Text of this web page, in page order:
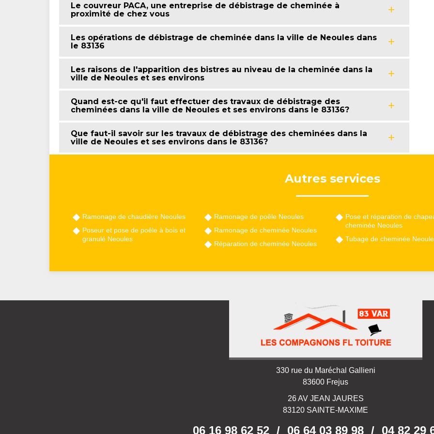
Le couvreur PACA, une entreprise de débistrage de cheminée à
proximité de chez vous
Les opérations de débistrage de cheminée dans la ville de Neoules dans
le 83136
Les raisons de l'apparition des bistres au niveau de la cheminée dans la
ville de Neoules et ses environs
Quand est-ce qu'il faut effectuer des travaux de débistrage des
cheminées dans la ville de Neoules et ses environs dans le 83136?
Que faut-il savoir sur les travaux de débistrage des cheminées dans la
ville de Neoules et ses environs dans le 83136?
Autres services
Ramonage de chaudière Neoules
Poseur et pose de poêle à bois et
granulé Neoules
Ramonage de poêle Neoules
Ramonage de cheminée Neoules
Réparation de cheminée Neoules
Pose et réparation de
cheminée Neoules
Tubage de cheminée
330 rue du Maréchal Gallieni
83600 Frejus
26 AV JEAN JAURES
83120 SAINTE-MAXIME
06 16 98 62 52 / 06 64 03 89 98 / 04 82 29